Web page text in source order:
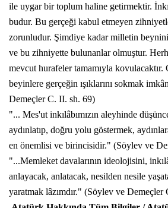
ile uygar bir toplum haline getirmektir.
budur. Bu gerçeği kabul etmeyen
zorunludur. Şimdiye kadar milletin beynini
ve bu zihniyette bulunanlar olmuştur.
mevcut hurafeler tamamıyla kovulacaktır.
beyinlere gerçeğin ışıklarını sokmak
Demeçler C. II. sh. 69)
"... Mes'ut inkılâbımızın aleyhinde
aydınlatıp, doğru yolu göstermek,
en önemlisi ve birincisidir." (Söylev ve
"...Memleket davalarının ideolojisini,
anlayacak, anlatacak, nesilden nesile
yaratmak lâzımdır." (Söylev ve Demeçler